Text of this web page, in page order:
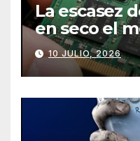
La escasez
en seco el
de PCs
10 JULIO, 2026